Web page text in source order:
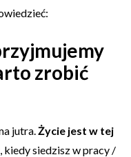
zrobić
jutra.Życie jest w tej
siedzisz w pracy /